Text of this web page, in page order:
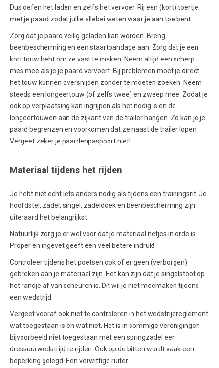
Dus oefen het laden en zelfs het vervoer. Rij een (kort) toertje
met je paard zodat jullie allebei weten waar je aan toe bent.
Zorg dat je paard veilig geladen kan worden. Breng
beenbescherming en een staartbandage aan. Zorg dat je een
kort touw hebt om ze vast te maken. Neem altijd een scherp
mes mee als je je paard vervoert. Bij problemen moet je direct
het touw kunnen oversnijden zonder te moeten zoeken. Neem
steeds een longeertouw (of zelfs twee) en zweep mee. Zodat je
ook op verplaatsing kan ingrijpen als het nodig is en de
longeertouwen aan de zijkant van de trailer hangen. Zo kan je je
paard begrenzen en voorkomen dat ze naast de trailer lopen.
Vergeet zeker je paardenpaspoort niet!
Materiaal tijdens het rijden
Je hebt niet echt iets anders nodig als tijdens een trainingsrit. Je
hoofdstel, zadel, singel, zadeldoek en beenbescherming zijn
uiteraard het belangrijkst.
Natuurlijk zorg je er wel voor dat je materiaal netjes in orde is.
Proper en ingevet geeft een veel betere indruk!
Controleer tijdens het poetsen ook of er geen (verborgen)
gebreken aan je materiaal zijn. Het kan zijn dat je singelstoot op
het randje af van scheuren is. Dit wil je niet meemaken tijdens
een wedstrijd.
Vergeet vooraf ook niet te controleren in het wedstrijdreglement
wat toegestaan is en wat niet. Het is in sommige verenigingen
bijvoorbeeld niet toegestaan met een springzadel een
dressuurwedstrijd te rijden. Ook op de bitten wordt vaak een
beperking gelegd. Een verwittigd ruiter…